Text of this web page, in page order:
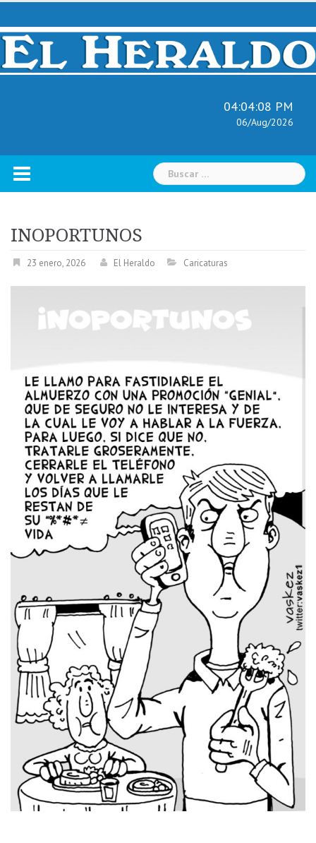
Skip
content
04:04:09 PM
06/Aug/2026
Buscar:
INOPORTUNOS
23 enero, 2026 El Heraldo Caricaturas